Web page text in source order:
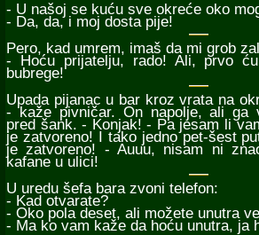
- U našoj se kuću sve okreće oko
- Da, da, i moj dosta pije!
Pero, kad umrem, imaš da mi grob
- Hoću prijatelju, rado! Ali, prvo
bubrege!
Upada pijanac u bar kroz vrata na
- kaže pivničar. On napolje, ali ga
pred šank. - Konjak! - Pa jesam li
je zatvoreno! I tako jedno pet-šest
je zatvoreno! - Auuu, nisam ni
kafane u ulici!
U uredu šefa bara zvoni telefon:
- Kad otvarate?
- Oko pola deset, ali možete unutra
- Ma ko vam kaže da hoću unutra, ja